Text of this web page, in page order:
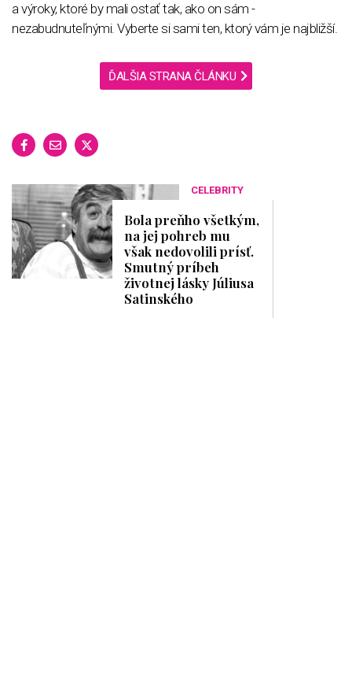
a výroky, ktoré by mali ostať tak, ako on sám -
nezabudnuteľnými. Vyberte si sami ten, ktorý vám je najbližší.
ĎALŠIA STRANA ČLÁNKU
CELEBRITY
Bola preňho všetkým,
na jej pohreb mu
však nedovolili prísť.
Smutný príbeh
životnej lásky Júliusa
Satinského